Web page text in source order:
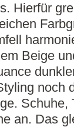
Hierfür
Beige
noch
Schuhe,
an. Das